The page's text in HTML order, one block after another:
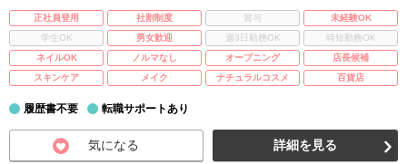
正社員登用 社割制度 賞与
未経験OK
学生OK
男女歓迎 週3日勤務OK
時短勤務OK
ネイルOK
ノルマなし オープニング
店長候補
スキンケア
メイク ナチュラルコスメ 百貨店
履歴書不要 転職サポートあり
気になる 詳細を見る